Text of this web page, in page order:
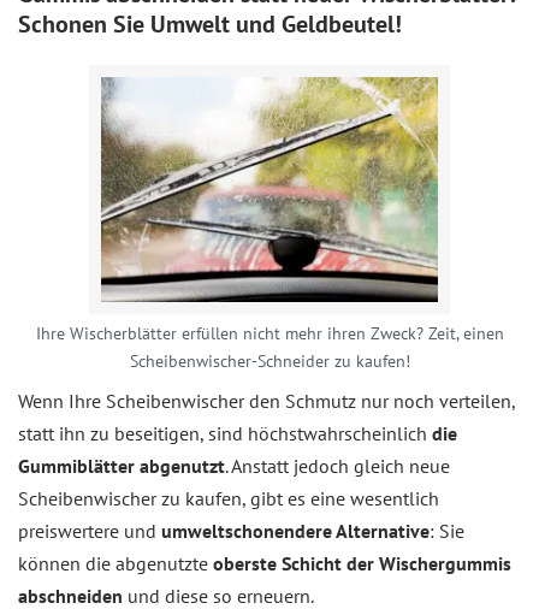
Schonen Sie Umwelt und Geldbeutel!
Ihre Wischerblätter erfüllen nicht mehr ihren Zweck? Zeit, einen
Scheibenwischer-Schneider zu kaufen!
Wenn Ihre Scheibenwischer den Schmutz nur noch verteilen,
statt ihn zu beseitigen, sind höchstwahrscheinlich die
Gummiblätter abgenutzt. Anstatt jedoch gleich neue
Scheibenwischer zu kaufen, gibt es eine wesentlich
preiswertere und umweltschonendere Alternative: Sie
können die abgenutzte oberste Schicht der Wischergummis
abschneiden und diese so erneuern.